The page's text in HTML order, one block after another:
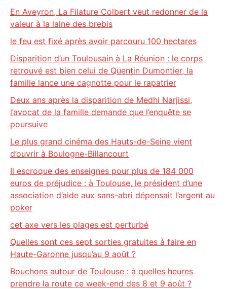
En Aveyron, La Filature Colbert veut redonner de la
valeur à la laine des brebis
le feu est fixé après avoir parcouru 100 hectares
Disparition d’un Toulousain à La Réunion : le corps
retrouvé est bien celui de Quentin Dumontier, la
famille lance une cagnotte pour le rapatrier
Deux ans après la disparition de Medhi Narjissi,
l’avocat de la famille demande que l’enquête se
poursuive
Le plus grand cinéma des Hauts-de-Seine vient
d’ouvrir à Boulogne-Billancourt
Il escroque des enseignes pour plus de 184 000
euros de préjudice : à Toulouse, le président d’une
association d’aide aux sans-abri dépensait l’argent au
poker
cet axe vers les plages est perturbé
Quelles sont ces sept sorties gratuites à faire en
Haute-Garonne jusqu’au 9 août ?
Bouchons autour de Toulouse : à quelles heures
prendre la route ce week-end des 8 et 9 août ?